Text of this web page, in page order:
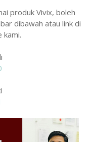
produk Vivix, boleh
dibawah atau link di
kami.